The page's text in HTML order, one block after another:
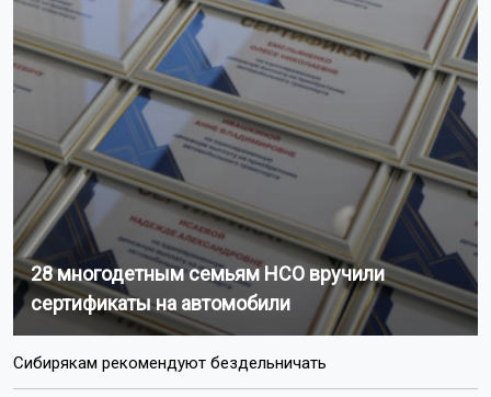
28 многодетным семьям НСО вручили
сертификаты на автомобили
Сибирякам рекомендуют бездельничать